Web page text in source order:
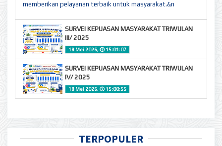
memberikan pelayanan terbaik untuk masyarakat.&n
SURVEI KEPUASAN MASYARAKAT TRIWULAN
III/ 2025
18 Mei 2026,🕔15:01:07
SURVEI KEPUASAN MASYARAKAT TRIWULAN
IV/ 2025
18 Mei 2026,🕔15:00:55
TERPOPULER